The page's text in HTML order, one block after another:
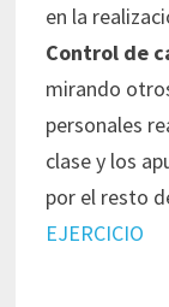
en la
Control de
mirando
personales
clase y los
por el resto
EJERCICIO